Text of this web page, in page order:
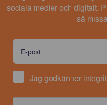
sociala medier och digitalt.
så
Jag godkänner